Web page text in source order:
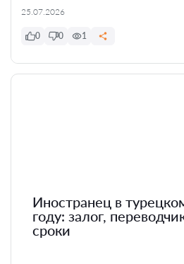
25.07.2026
0 0 1
Иностранец в
году: залог,
сроки